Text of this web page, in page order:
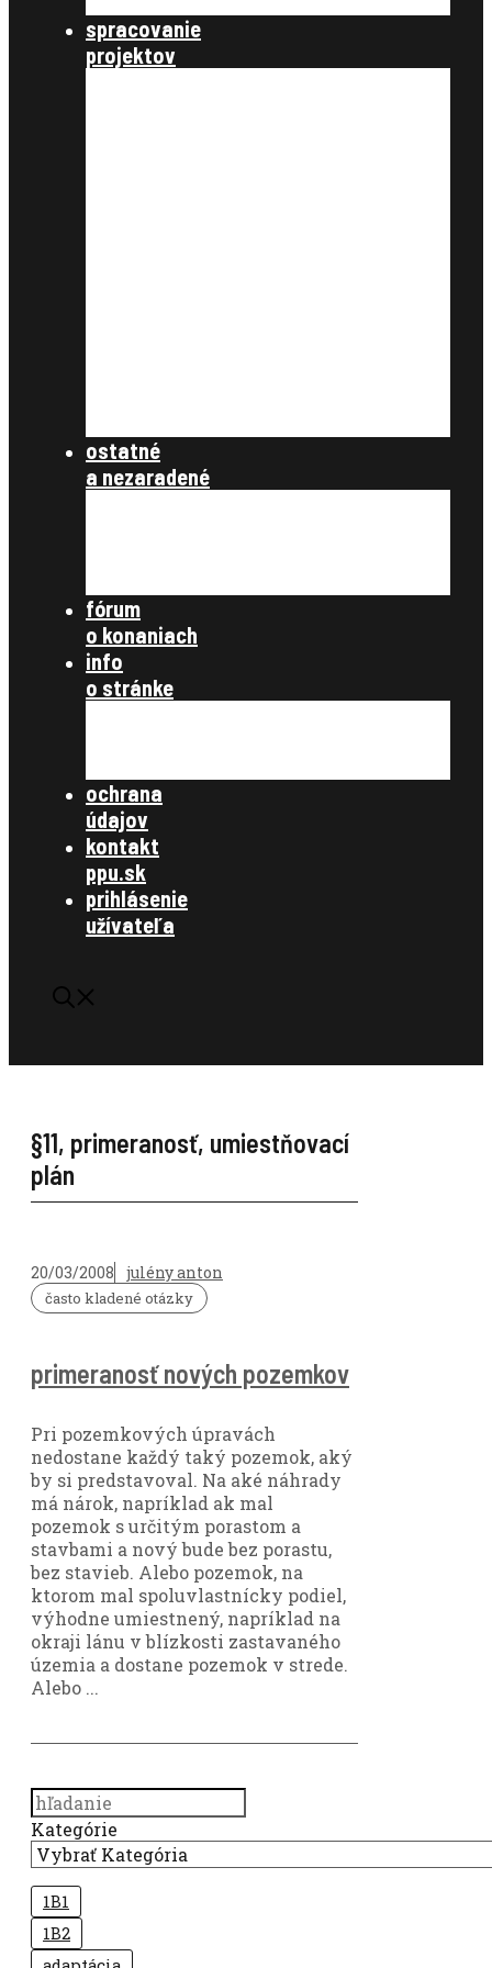
spracovanie
projektov
ostatné
a nezaradené
fórum
o konaniach
info
o stránke
ochrana
údajov
kontakt
ppu.sk
prihlásenie
užívateľa
§11, primeranosť, umiestňovací
plán
20/03/2008 julény anton
často kladené otázky
primeranosť nových pozemkov
Pri pozemkových úpravách
nedostane každý taký pozemok, aký
by si predstavoval. Na aké náhrady
má nárok, napríklad ak mal
pozemok s určitým porastom a
stavbami a nový bude bez porastu,
bez stavieb. Alebo pozemok, na
ktorom mal spoluvlastnícky podiel,
výhodne umiestnený, napríklad na
okraji lánu v blízkosti zastavaného
územia a dostane pozemok v strede.
Alebo ...
Search
Kategórie
1B1
1B2